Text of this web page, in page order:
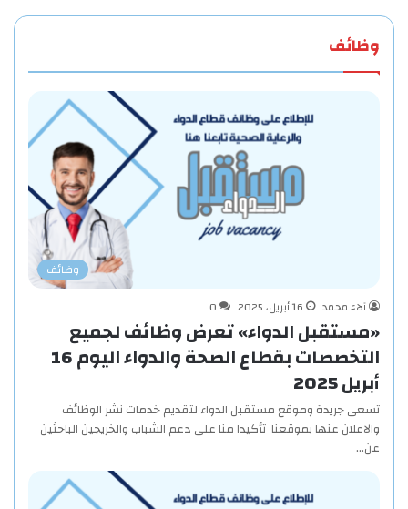
وظائف
وظائف
آلاء محمد
16 أبريل، 2025 0
«مستقبل الدواء» تعرض وظائف لجميع
التخصصات بقطاع الصحة والدواء اليوم 16
أبريل 2025
تسعى جريدة وموقع مستقبل الدواء لتقديم خدمات نشر الوظائف
والاعلان عنها بموقعنا تأكيدا منا على دعم الشباب والخريجين الباحثين
عن…